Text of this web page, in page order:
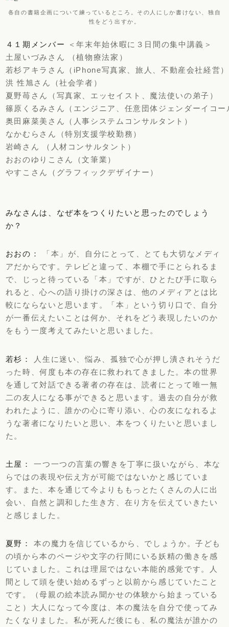
各自の書籍企画について練っているところ。その人にしか書けない、独自
性をどう出すか。
４１期メンバー
＜年末年始休暇に３日間の集中講義＞
土屋いづみさん （植物療法家）
若杉アキラさん（iPhone写真家、旅人、不動産会社経営）
洪 性旭さん（社会学者）
夏野苺さん（写真家、エッセイスト、魔法使いの弟子）
篠原くるみさん（エンジニア、任意団体ジェンダーイコー
奥田麻菜美さん（人事システムコンサルタント）
なかむらさん（特別支援学校勤務）
岩崎さん （人材コンサルタント）
おおのゆりこさん（文筆業）
やすこさん（グラフィックデザイナー）
みなさんは、なぜ本をつくりたいと思ったのでしょう
か？
おおの：
「本」が、自分にとって、とても大切なメディ
アだからです。テレビと違って、本棚で手にとられるま
で、じっと待っている「本」ですが、ひとたび手に取ら
れると、心への語り掛けの深さは、他のメディアとは比
較にならないと思います。「本」という切り口で、自分
が一番伝えたいことは何か、それをどう表現したいのか
をもう一度考えてみたいと思いました。
若杉：
人生に迷い、悩み、孤独で心が押し潰されそうだ
った時、何度も本の存在に救われてきました。本の世界
を通して対話できる著者の存在は、読者にとって唯一無
二の友人になる事ができると思います。過去の自分が救
われたように、誰かの心に寄り添い、心の友になれるよ
うな著者になりたいと思い、本をつくりたいと思いまし
た。
土屋：
一つ一つの言葉の響きを丁寧に扱いながら、本な
らではの表現や伝え方が可能ではないかと感じていま
す。また、本を通じて今よりももっとたくさんの人に出
会い、自然と調和した生き方、在り方を伝えていきたい
と感じました。
夏野：
本の魔力を信じているから、でしょうか。子ども
の頃から本のページや文字の行間にいる妖精の働きを感
じていました。これは理屈ではない本能的感覚です。人
間として頭を使い始めるずっと以前から感じていたこと
です。（母親の絵本読み聞かせの体験から始まっている
こと）大人になって今度は、本の魔法を自分で使ってみ
たくなりました。私が死んだ後にも、私の魔法が誰かの